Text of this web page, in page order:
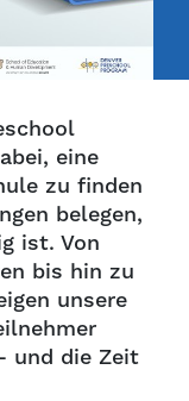
eine
zu finden
belegen,
ist. Von
bis hin zu
unsere
und die Zeit